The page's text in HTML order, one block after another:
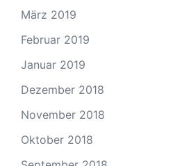
März 2019
Februar 2019
Januar 2019
Dezember 2018
November 2018
Oktober 2018